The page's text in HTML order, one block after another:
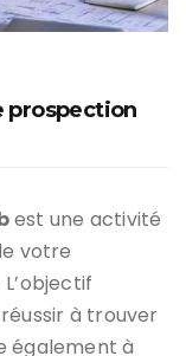
prospection
est une activité
votre
à trouver
également à